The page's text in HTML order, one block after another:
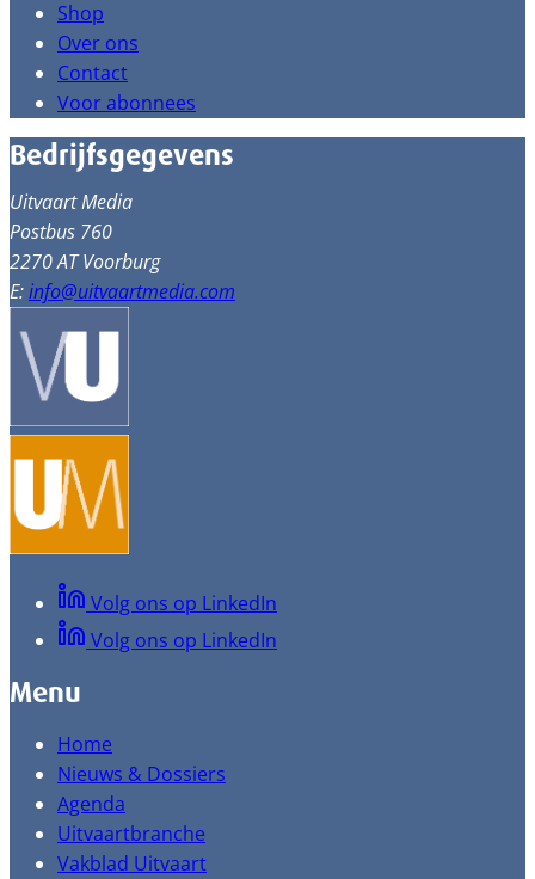
Shop
Over ons
Contact
Voor abonnees
Bedrijfsgegevens
Uitvaart Media
Postbus 760
2270 AT Voorburg
E:info@uitvaartmedia.com
Volg ons op LinkedIn
Volg ons op LinkedIn
Menu
Home
Nieuws & Dossiers
Agenda
Uitvaartbranche
Vakblad Uitvaart